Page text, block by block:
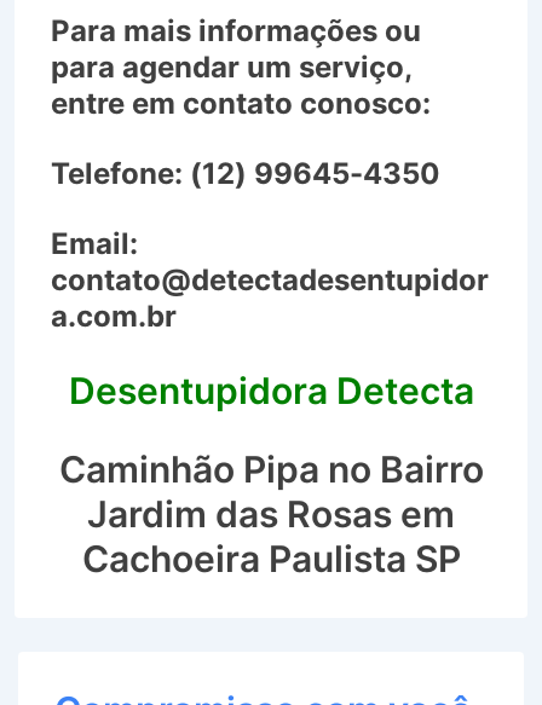
Para mais informações ou
para agendar um serviço,
entre em contato conosco:
Telefone: (12) 99645-4350
Email:
contato@detectadesentupidor
a.com.br
Desentupidora Detecta
Caminhão Pipa no Bairro
Jardim das Rosas em
Cachoeira Paulista SP